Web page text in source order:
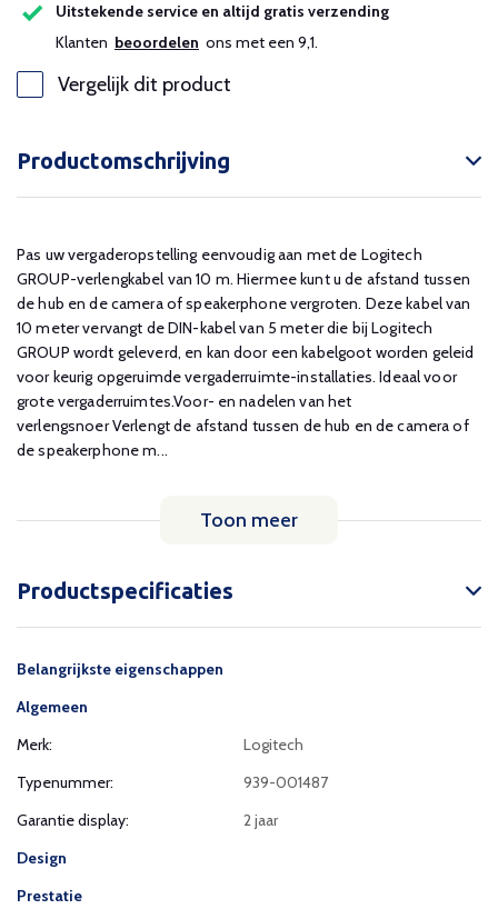
Uitstekende service en altijd gratis verzending
Klanten beoordelen ons met een 9,1.
Vergelijk dit product
Productomschrijving
Pas uw vergaderopstelling eenvoudig aan met de Logitech
GROUP-verlengkabel van 10 m. Hiermee kunt u de afstand tussen
de hub en de camera of speakerphone vergroten. Deze kabel van
10 meter vervangt de DIN-kabel van 5 meter die bij Logitech
GROUP wordt geleverd, en kan door een kabelgoot worden geleid
voor keurig opgeruimde vergaderruimte-installaties. Ideaal voor
grote vergaderruimtes.Voor- en nadelen van het
verlengsnoer Verlengt de afstand tussen de hub en de camera of
de speakerphone m...
Toon meer
Productspecificaties
Belangrijkste eigenschappen
Algemeen
Merk:
Logitech
Typenummer:
939-001487
Garantie display:
2 jaar
Design
Prestatie